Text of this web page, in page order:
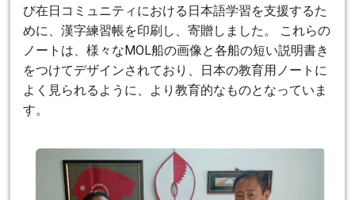
び在日コミュニティにおける日本語学習を支援するた
めに、漢字練習帳を印刷し、寄贈しました。 これらの
ノートは、様々なMOL船の画像と各船の短い説明書き
をつけてデザインされており、日本の教育用ノートに
よく見られるように、より教育的なものとなっていま
す。